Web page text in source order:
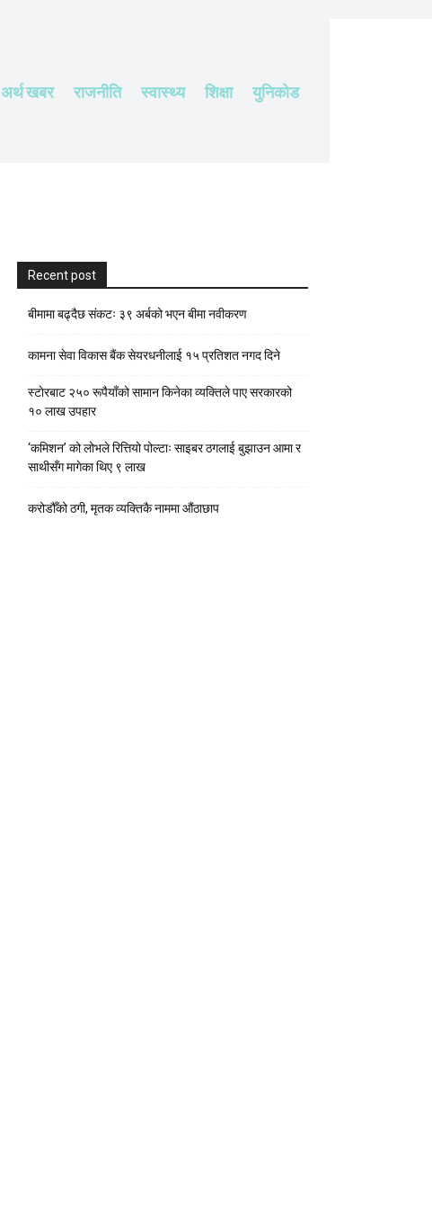
अर्थ खबर राजनीति स्वास्थ्य शिक्षा युनिकोड
Recent post
बीमामा बढ्दैछ संकटः ३९ अर्बको भएन बीमा नवीकरण
कामना सेवा विकास बैंक सेयरधनीलाई १५ प्रतिशत नगद दिने
स्टाेरबाट २५० रूपैयाँको सामान किनेका व्यक्तिले पाए सरकारको
१० लाख उपहार
‘कमिशन’ को लोभले रित्तियो पोल्टाः साइबर ठगलाई बुझाउन आमा र
साथीसँग मागेका थिए ९ लाख
करोडौँको ठगी, मृतक व्यक्तिकै नाममा औंठाछाप